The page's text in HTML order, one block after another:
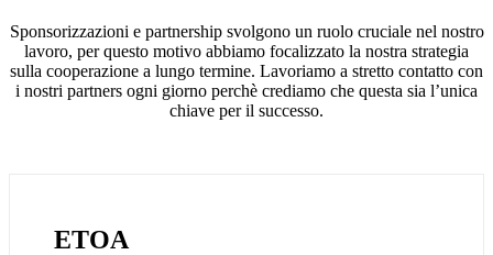
Sponsorizzazioni e partnership svolgono un ruolo cruciale nel nostro
lavoro, per questo motivo abbiamo focalizzato la nostra strategia
sulla cooperazione a lungo termine. Lavoriamo a stretto contatto con
i nostri partners ogni giorno perchè crediamo che questa sia l’unica
chiave per il successo.
ETOA